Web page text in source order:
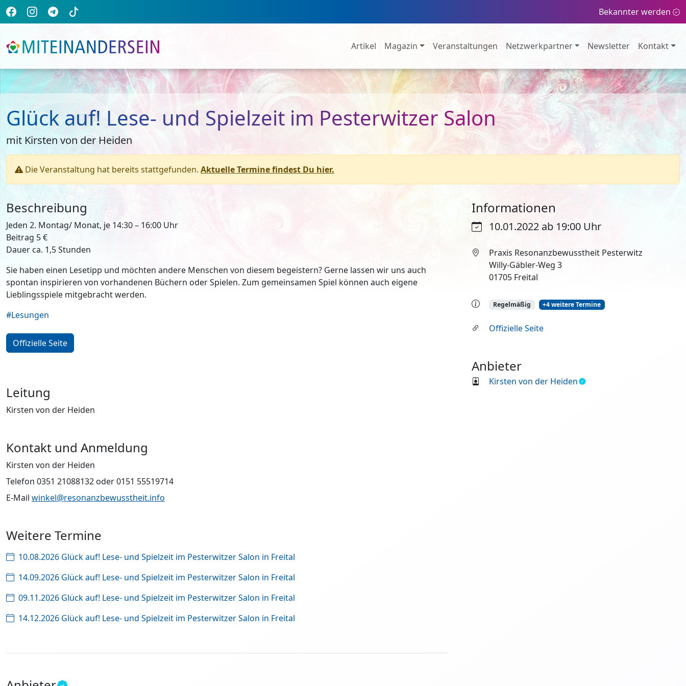
Bekannter werden
Artikel Magazin Veranstaltungen Netzwerkpartner Newsletter Kontakt
Glück auf! Lese- und Spielzeit im Pesterwitzer Salon
mit Kirsten von der Heiden
Die Veranstaltung hat bereits stattgefunden. Aktuelle Termine findest Du hier.
Informationen
10.01.2022 ab 19:00 Uhr
Praxis Resonanzbewusstheit Pesterwitz
Willy-Gäbler-Weg 3
01705 Freital
Regelmäßig +4 weitere Termine
Offizielle Seite
Anbieter
Kirsten von der Heiden
Beschreibung
Jeden 2. Montag/ Monat, je 14:30 – 16:00 Uhr
Beitrag 5 €
Dauer ca. 1,5 Stunden
Sie haben einen Lesetipp und möchten andere Menschen von diesem begeistern? Gerne lassen wir uns auch
spontan inspirieren von vorhandenen Büchern oder Spielen. Zum gemeinsamen Spiel können auch eigene
Lieblingsspiele mitgebracht werden.
#Lesungen
Offizielle Seite
Leitung
Kirsten von der Heiden
Kontakt und Anmeldung
Kirsten von der Heiden
Telefon 0351 21088132 oder 0151 55519714
E-Mail winkel@resonanzbewusstheit.info
Weitere Termine
10.08.2026 Glück auf! Lese- und Spielzeit im Pesterwitzer Salon in Freital
14.09.2026 Glück auf! Lese- und Spielzeit im Pesterwitzer Salon in Freital
09.11.2026 Glück auf! Lese- und Spielzeit im Pesterwitzer Salon in Freital
14.12.2026 Glück auf! Lese- und Spielzeit im Pesterwitzer Salon in Freital